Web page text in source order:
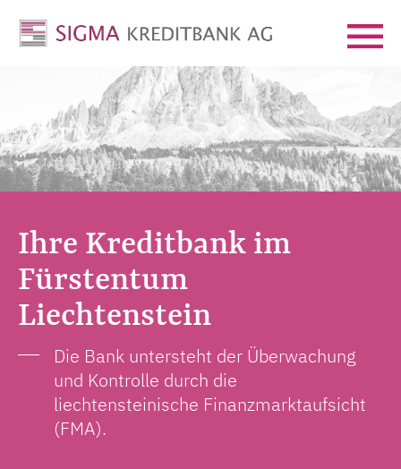
Ihre Kreditbank im
Fürstentum
Liechtenstein
Die Bank untersteht der Überwachung
und Kontrolle durch die
liechtensteinische Finanzmarktaufsicht
(FMA).